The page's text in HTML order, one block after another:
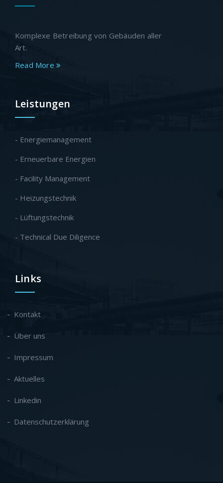
Komplexe Betreibung von Gebäuden aller
Art.
Read More
Leistungen
- Energiemanagement
- Erneuerbare Energien
- Facility Management
- Heizungstechnik
- Lüftungstechnik
- Technical Due Diligence
Links
Kontakt
Über uns
Impressum
Aktuelles
Linkedin
Datenschutzerklärung